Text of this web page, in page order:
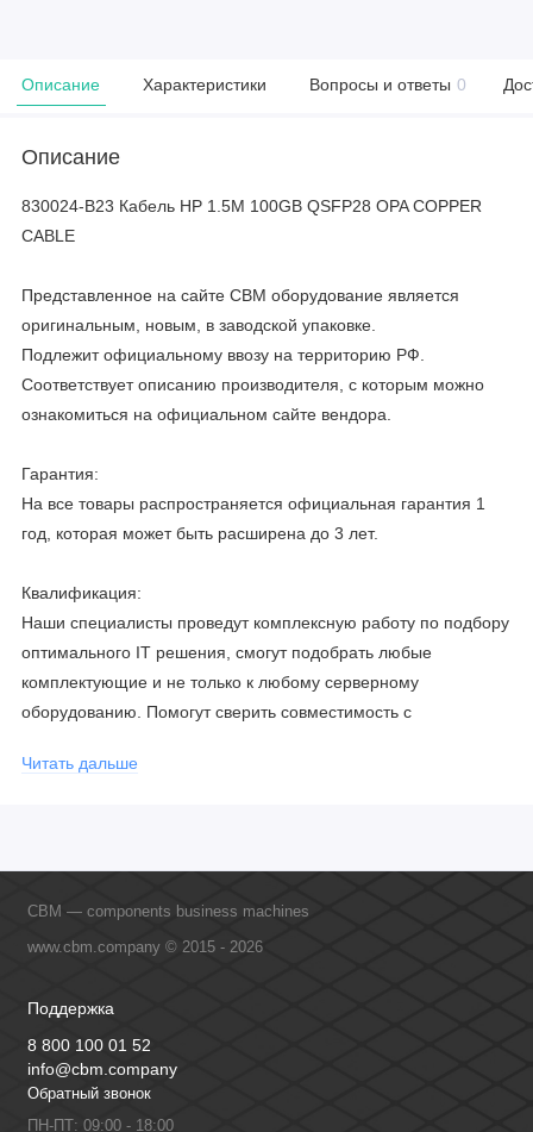
Описание Характеристики Вопросы и ответы 0
Описание
830024-B23 Кабель HP 1.5M 100GB QSFP28 OPA COPPER
CABLE
Представленное на сайте CBM оборудование является
оригинальным, новым, в заводской упаковке.
Подлежит официальному ввозу на территорию РФ.
Соответствует описанию производителя, с которым можно
ознакомиться на официальном сайте вендора.
Гарантия:
На все товары распространяется официальная гарантия 1
год, которая может быть расширена до 3 лет.
Квалификация:
Наши специалисты проведут комплексную работу по подбору
оптимального IT решения, смогут подобрать любые
комплектующие и не только к любому серверному
оборудованию. Помогут сверить совместимость с
официальными производителями и проводим регулярное
Читать дальше
CBM — components business machines
www.cbm.company © 2015 - 2026
Поддержка
8 800 100 01 52
info@cbm.company
Обратный звонок
ПН-ПТ: 09:00 - 18:00